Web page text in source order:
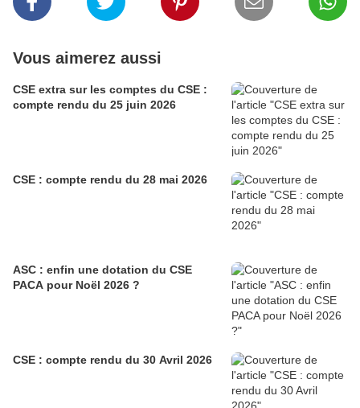
Vous aimerez aussi
CSE extra sur les comptes du CSE :
compte rendu du 25 juin 2026
CSE : compte rendu du 28 mai 2026
ASC : enfin une dotation du CSE
PACA pour Noël 2026 ?
CSE : compte rendu du 30 Avril 2026